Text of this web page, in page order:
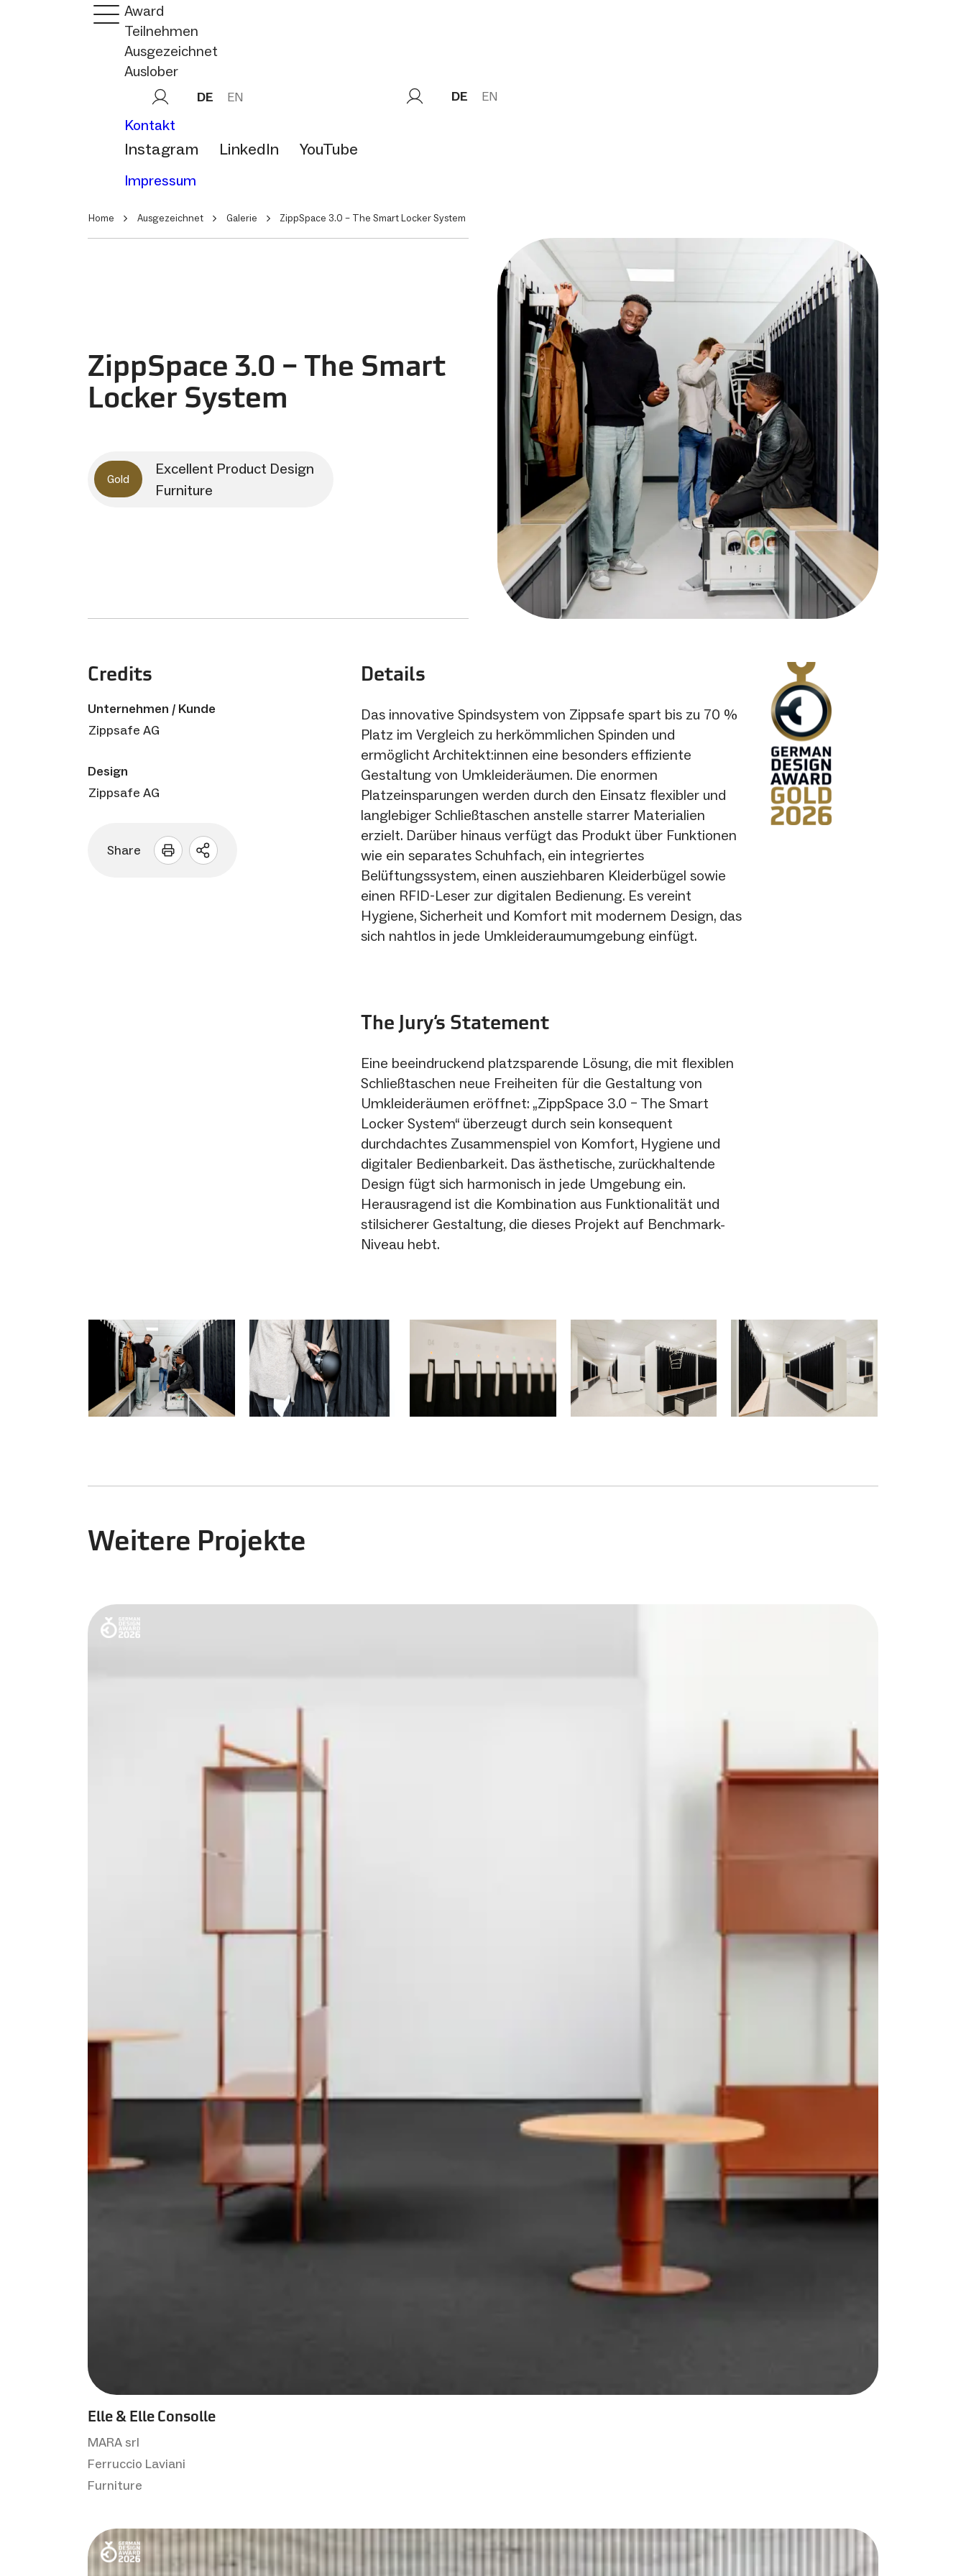
Award
Teilnehmen
Ausgezeichnet
Auslober
DE EN
Kontakt
Instagram LinkedIn YouTube
Impressum
DE EN
Home Ausgezeichnet Galerie ZippSpace 3.0 – The Smart Locker System
ZippSpace 3.0 – The Smart
Locker System
Gold
Excellent Product Design
Furniture
Credits
Unternehmen / Kunde
Zippsafe AG
Design
Zippsafe AG
Share
Sharing
Details
Das innovative Spindsystem von Zippsafe spart bis zu 70 %
Platz im Vergleich zu herkömmlichen Spinden und
ermöglicht Architekt:innen eine besonders effiziente
Gestaltung von Umkleideräumen. Die enormen
Platzeinsparungen werden durch den Einsatz flexibler und
langlebiger Schließtaschen anstelle starrer Materialien
erzielt. Darüber hinaus verfügt das Produkt über Funktionen
wie ein separates Schuhfach, ein integriertes
Belüftungssystem, einen ausziehbaren Kleiderbügel sowie
einen RFID-Leser zur digitalen Bedienung. Es vereint
Hygiene, Sicherheit und Komfort mit modernem Design, das
sich nahtlos in jede Umkleideraumumgebung einfügt.
The Jury‘s Statement
Eine beeindruckend platzsparende Lösung, die mit flexiblen
Schließtaschen neue Freiheiten für die Gestaltung von
Umkleideräumen eröffnet: „ZippSpace 3.0 – The Smart
Locker System“ überzeugt durch sein konsequent
durchdachtes Zusammenspiel von Komfort, Hygiene und
digitaler Bedienbarkeit. Das ästhetische, zurückhaltende
Design fügt sich harmonisch in jede Umgebung ein.
Herausragend ist die Kombination aus Funktionalität und
stilsicherer Gestaltung, die dieses Projekt auf Benchmark-
Niveau hebt.
Weitere Projekte
Elle & Elle Consolle
MARA srl
Ferruccio Laviani
Furniture